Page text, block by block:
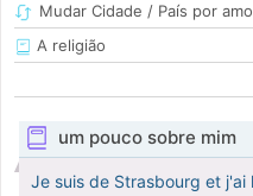
Mudar Cidade / País por
A religião
um pouco sobre mim
Je suis de Strasbourg et j'ai